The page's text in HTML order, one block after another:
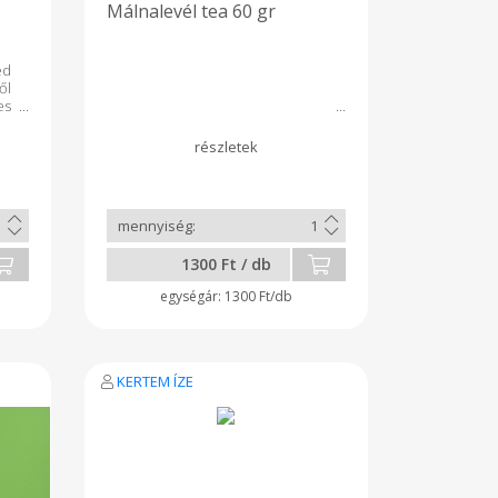
.
,
)
Málnalevél tea 60 gr
1300 Ft / db
1300 Ft/db
KERTEM ÍZE